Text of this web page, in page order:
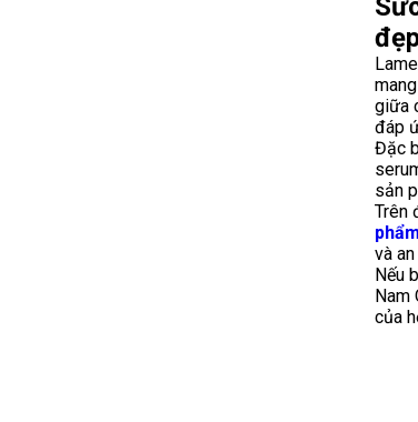
giữa
đáp
Đặc
sản
Trên
và
Nếu
Nam
của